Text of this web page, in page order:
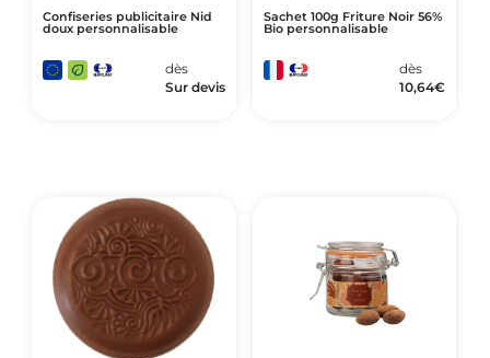
Confiseries publicitaire Nid
doux personnalisable
dès
Sur devis
Sachet 100g Friture Noir 56%
Bio personnalisable
dès
10,64€